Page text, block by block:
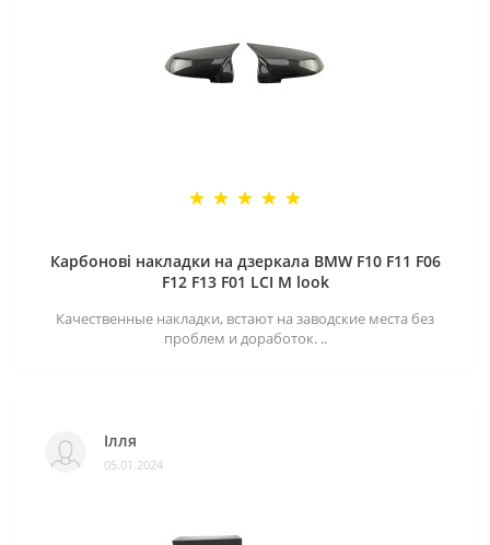
Карбонові накладки на дзеркала BMW F10 F11 F06
F12 F13 F01 LCI M look
Качественные накладки, встают на заводские места без
проблем и доработок. ..
Ілля
05.01.2024